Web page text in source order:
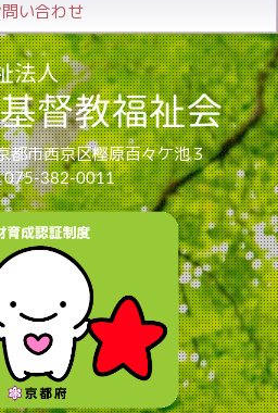
問い合わせ
都市西京区樫原百々ケ池３
075-382-0011